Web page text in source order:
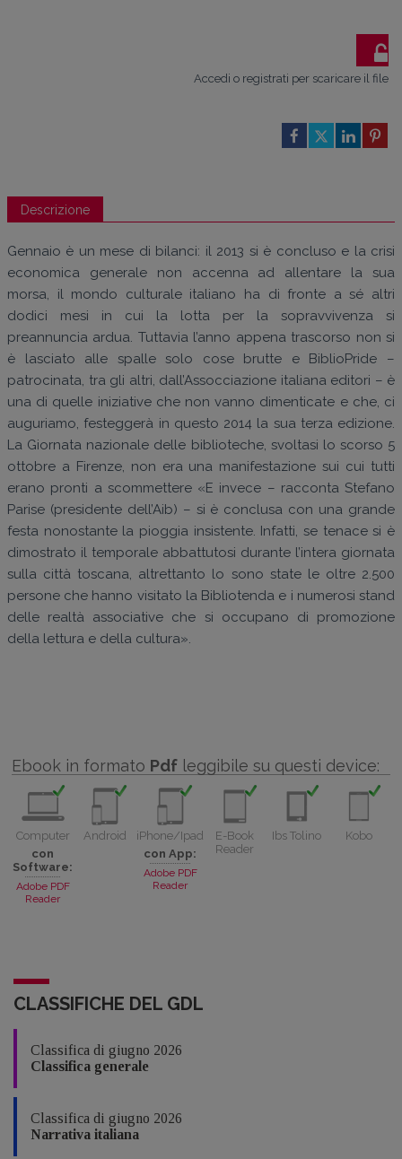
Accedi o registrati per scaricare il file
Descrizione
Gennaio è un mese di bilanci: il 2013 si è concluso e la crisi
economica generale non accenna ad allentare la sua
morsa, il mondo culturale italiano ha di fronte a sé altri
dodici mesi in cui la lotta per la sopravvivenza si
preannuncia ardua. Tuttavia l’anno appena trascorso non si
è lasciato alle spalle solo cose brutte e BiblioPride –
patrocinata, tra gli altri, dall’Assocciazione italiana editori – è
una di quelle iniziative che non vanno dimenticate e che, ci
auguriamo, festeggerà in questo 2014 la sua terza edizione.
La Giornata nazionale delle biblioteche, svoltasi lo scorso 5
ottobre a Firenze, non era una manifestazione sui cui tutti
erano pronti a scommettere «E invece – racconta Stefano
Parise (presidente dell’Aib) – si è conclusa con una grande
festa nonostante la pioggia insistente. Infatti, se tenace si è
dimostrato il temporale abbattutosi durante l’intera giornata
sulla città toscana, altrettanto lo sono state le oltre 2.500
persone che hanno visitato la Bibliotenda e i numerosi stand
delle realtà associative che si occupano di promozione
della lettura e della cultura».
Ebook in formato Pdf leggibile su questi device:
Computer
con
Software:
Adobe PDF
Reader
Android
iPhone/Ipad
con App:
Adobe PDF
Reader
E-Book
Reader
Ibs Tolino Kobo
CLASSIFICHE DEL GDL
Classifica di giugno 2026
Classifica generale
Classifica di giugno 2026
Narrativa italiana